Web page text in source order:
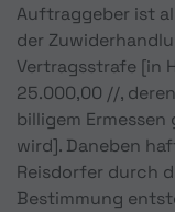
Auftraggeber ist
der
Vertragsstrafe [in
25.000,00 //,
billigem Ermessen
wird]. Daneben
Reisdorfer durch
Bestimmung